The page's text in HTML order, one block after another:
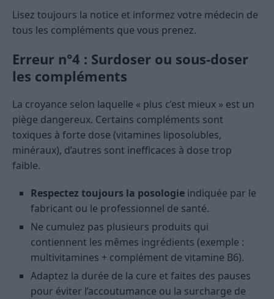
Lisez toujours la notice et informez votre médecin de
tous les compléments que vous prenez.
Erreur n°4 : Surdoser ou sous-doser
les compléments
La croyance selon laquelle « plus c’est mieux » est un
piège dangereux. Certains compléments sont
toxiques à forte dose (vitamines liposolubles,
minéraux), d’autres sont inefficaces à dose trop
faible.
Respectez toujours la posologie indiquée par le
fabricant ou le professionnel de santé.
Ne cumulez pas plusieurs produits qui
contiennent les mêmes ingrédients (exemple :
multivitamines + complément de vitamine B6).
Adaptez la durée de la cure et faites des pauses
pour éviter l’accoutumance ou la surcharge de